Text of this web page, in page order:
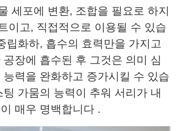
세포에 변환, 조합을 필요로 하지
이고, 직접적으로 이용될 수 있습
립화하, 흡수의 효력만을 가지고
장에 흡수된 후 그것은 의미 심
력을 완화하고 증가시킬 수 있습
가뭄의 능력이 추워 서리가 내
매우 명백합니다 .